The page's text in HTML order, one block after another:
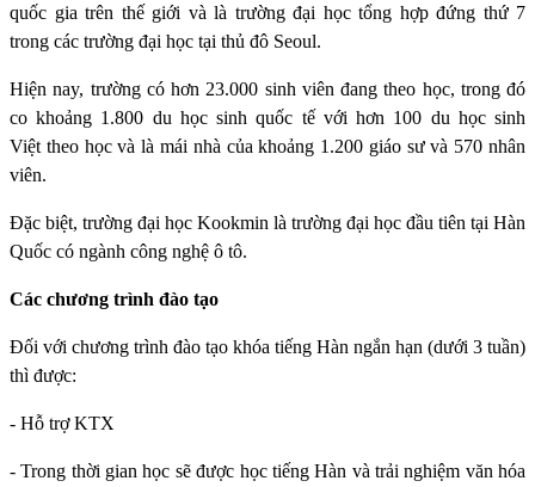
quốc gia trên thế giới và là trường đại học tổng hợp đứng thứ 7
trong các trường đại học tại thủ đô Seoul.
Hiện nay, trường có hơn 23.000 sinh viên đang theo học, trong đó
co khoảng 1.800 du học sinh quốc tế với hơn 100 du học sinh
Việt theo học và là mái nhà của khoảng 1.200 giáo sư và 570 nhân
viên.
Đặc biệt, trường đại học Kookmin là trường đại học đầu tiên tại Hàn
Quốc có ngành công nghệ ô tô.
Các chương trình đào tạo
Đối với chương trình đào tạo khóa tiếng Hàn ngắn hạn (dưới 3 tuần)
thì được:
- Hỗ trợ KTX
- Trong thời gian học sẽ được học tiếng Hàn và trải nghiệm văn hóa